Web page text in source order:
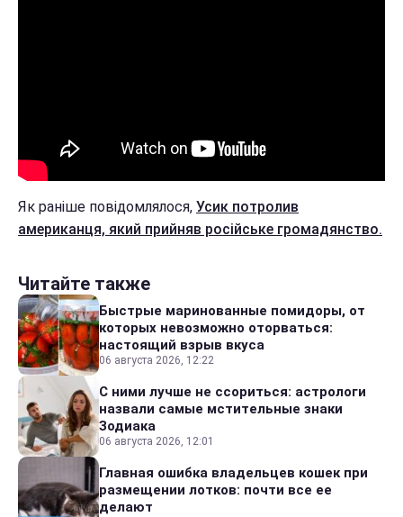
Як раніше повідомлялося, Усик потролив
американця, який прийняв російське громадянство.
Читайте также
Быстрые маринованные помидоры, от
которых невозможно оторваться:
настоящий взрыв вкуса
06 августа 2026, 12:22
С ними лучше не ссориться: астрологи
назвали самые мстительные знаки
Зодиака
06 августа 2026, 12:01
Главная ошибка владельцев кошек при
размещении лотков: почти все ее
делают